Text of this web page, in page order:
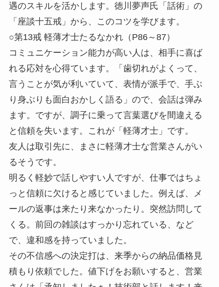
遇のスキルを活かします。徳川夢声氏「話術」の
「座談十五戒」から、このコツを学びます。
○第13戒 軽薄才士たるなかれ（P86～87）
コミュニケーション能力が高い人は、相手に喜ば
れる応対を心得ています。「歯切れがよくって、
言うことが気が利いていて、表情が派手で、手ぶ
り身ぶりも面白おかしく語る」ので、会話は弾み
ます。ですが、調子に乗って言葉選びを間違える
と信頼を失います。これが「軽薄才士」です。
友人は取引先に、まさに軽薄才士な営業さんがい
るそうです。
明るく軽妙で話しやすい人ですが、仕事ではちょ
っと信頼に欠けると感じていました。例えば、メ
ールの返事は来たり来なかったり。突然訪問して
くる。前回の雑談はすっかり忘れている、など
で、違和感を持っていました。
その不信感への決定打は、来季からの納品価格見
積もり依頼でした。値下げをお願いすると、営業